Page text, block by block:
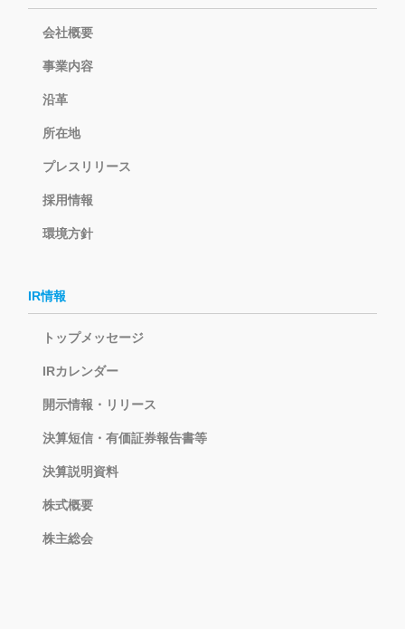
会社概要
事業内容
沿革
所在地
プレスリリース
採用情報
環境方針
IR情報
トップメッセージ
IRカレンダー
開示情報・リリース
決算短信・有価証券報告書等
決算説明資料
株式概要
株主総会